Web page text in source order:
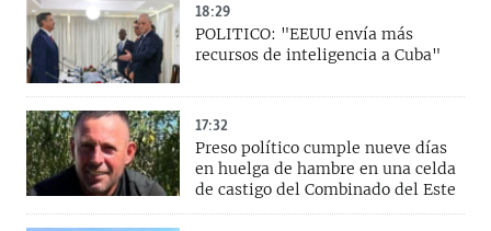
18:29
POLITICO: "EEUU envía más
recursos de inteligencia a Cuba"
17:32
Preso político cumple nueve días
en huelga de hambre en una celda
de castigo del Combinado del Este